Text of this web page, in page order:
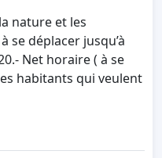
nature et les
déplacer jusqu’à
Net horaire ( à se
habitants qui veulent